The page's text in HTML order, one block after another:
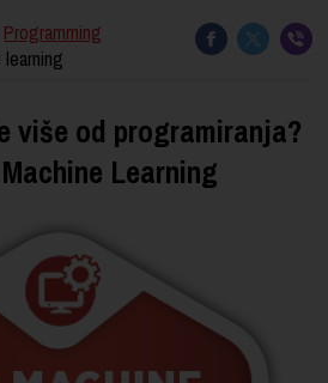
Programming
learning
više od programiranja?
Learning